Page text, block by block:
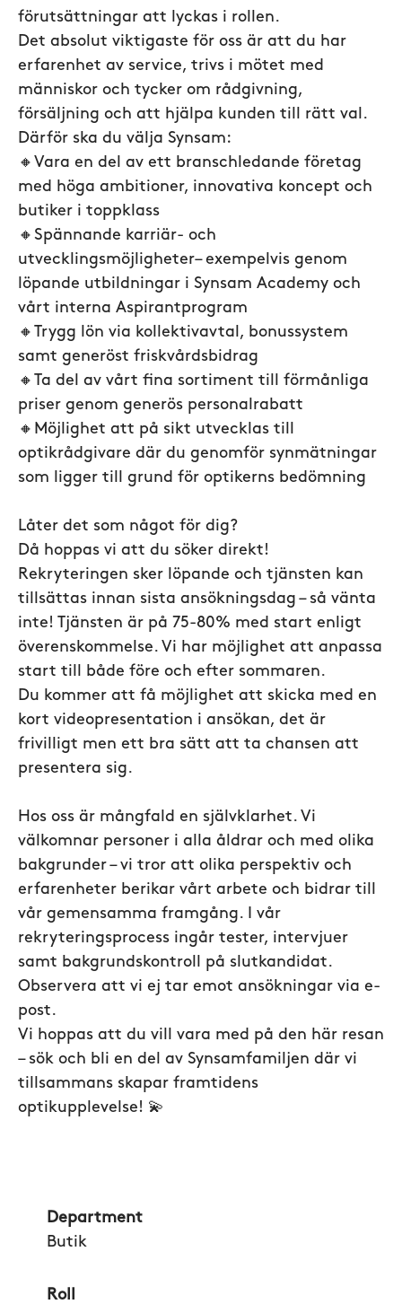
förutsättningar att lyckas i rollen.
Det absolut viktigaste för oss är att du har
erfarenhet av service, trivs i mötet med
människor och tycker om rådgivning,
försäljning och att hjälpa kunden till rätt val.
Därför ska du välja Synsam:
🔸Vara en del av ett branschledande företag
med höga ambitioner, innovativa koncept och
butiker i toppklass
🔸 Spännande karriär- och
utvecklingsmöjligheter– exempelvis genom
löpande utbildningar i Synsam Academy och
vårt interna Aspirantprogram
🔸Trygg lön via kollektivavtal, bonussystem
samt generöst friskvårdsbidrag
🔸Ta del av vårt fina sortiment till förmånliga
priser genom generös personalrabatt
🔸 Möjlighet att på sikt utvecklas till
optikrådgivare där du genomför synmätningar
som ligger till grund för optikerns bedömning
Låter det som något för dig?
Då hoppas vi att du söker direkt!
Rekryteringen sker löpande och tjänsten kan
tillsättas innan sista ansökningsdag – så vänta
inte! Tjänsten är på 75-80% med start enligt
överenskommelse. Vi har möjlighet att anpassa
start till både före och efter sommaren.
Du kommer att få möjlighet att skicka med en
kort videopresentation i ansökan, det är
frivilligt men ett bra sätt att ta chansen att
presentera sig.
Hos oss är mångfald en självklarhet. Vi
välkomnar personer i alla åldrar och med olika
bakgrunder –vi tror att olika perspektiv och
erfarenheter berikar vårt arbete och bidrar till
vår gemensamma framgång. I vår
rekryteringsprocess ingår tester, intervjuer
samt bakgrundskontroll på slutkandidat.
Observera att vi ej tar emot ansökningar via e-
post.
Vi hoppas att du vill vara med på den här resan
– sök och bli en del av Synsamfamiljen där vi
tillsammans skapar framtidens
optikupplevelse! 💫
Department
Butik
Roll